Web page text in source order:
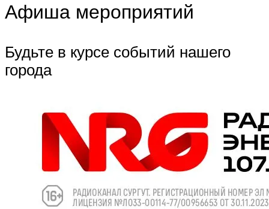
Афиша мероприятий
Будьте в курсе событий нашего
города